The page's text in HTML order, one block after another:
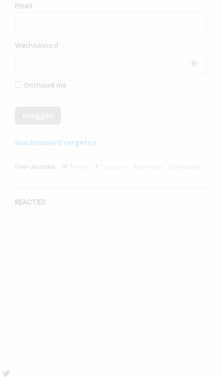
Email
Wachtwoord
Onthoud me
Wachtwoord vergeten
Deel dit artikel:
REACTIES